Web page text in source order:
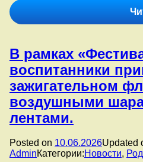
В рамках
воспитанники
зажигательном
воздушными
лентами.
Posted on 10.06.2026Updated
AdminКатегории:Новости,